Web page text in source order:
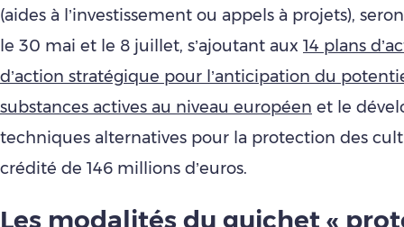
(aides à l’investissement ou appels à projets),
le 30 mai et le 8 juillet, s’ajoutant aux 14 plans
d’action stratégique pour l’anticipation du
substances actives au niveau européen et le
techniques alternatives pour la protection des
crédité de 146 millions d’euros.
Les modalités du guichet «